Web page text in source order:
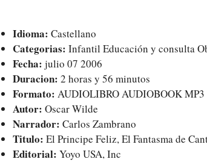
Idioma: Castellano
Categorias: Infantil Educación y consulta
Fecha: julio 07 2006
Duracion: 2 horas y 56 minutos
Formato: AUDIOLIBRO AUDIOBOOK MP3
Autor: Oscar Wilde
Narrador: Carlos Zambrano
Titulo: El Principe Feliz, El Fantasma de
Editorial: Yoyo USA, Inc